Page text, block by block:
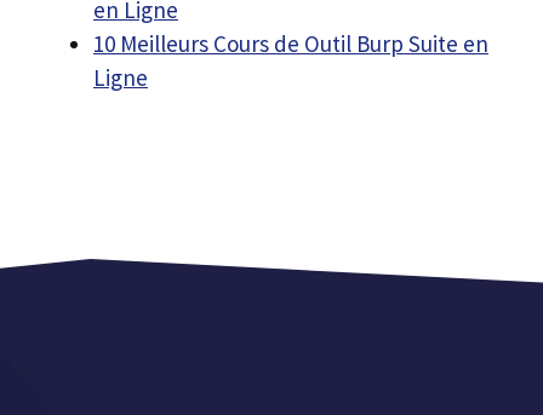
en Ligne
10 Meilleurs Cours de Outil Burp Suite en
Ligne